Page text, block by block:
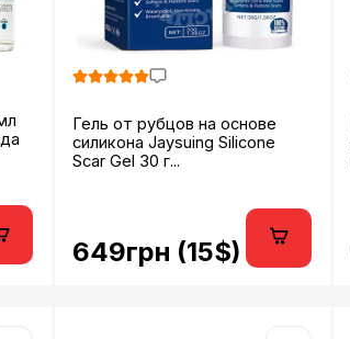
Гель от рубцов на основе
силикона Jaysuing Silicone
Scar Gel 30 г...
649грн (15$)